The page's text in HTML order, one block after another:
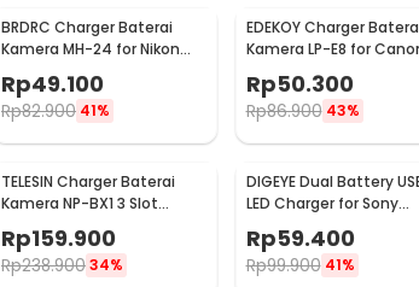
BRDRC Charger Baterai
Kamera MH-24 for Nikon
- BR100
Rp49.100
Rp82.900 41%
EDEKOY Charger
Kamera LP-E8 for
EOS 550D 600D 650D
- LC-E8C
Rp50.300
Rp86.900 43%
TELESIN Charger Baterai
Kamera NP-BX1 3 Slot
Rp159.900
Rp238.90034%
DIGEYE Dual Battery
LED Charger for Sony
Rp59.400
Rp99.900 41%